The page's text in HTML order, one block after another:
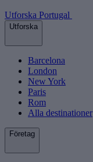
Utforska Portugal
Utforska
Barcelona
London
New York
Paris
Rom
Alla destinationer
Företag